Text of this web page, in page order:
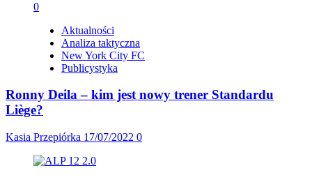
Aktualności
Analiza taktyczna
New York City FC
Publicystyka
Ronny Deila – kim jest nowy trener Standardu
Liège?
Kasia Przepiórka 17/07/2022 0